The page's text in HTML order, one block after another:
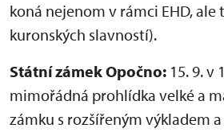
koná nejenom v rámci EHD, ale
kuronských slavností).
Státní zámek Opočno: 15. 9. v
mimořádná prohlídka velké a
zámku s rozšířeným výkladem